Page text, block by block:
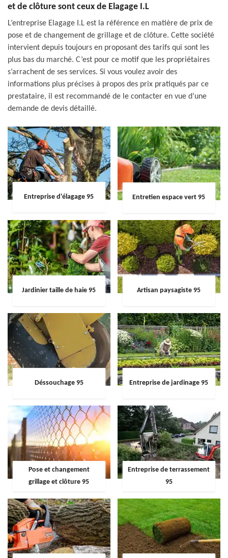
et de clôture sont ceux de Elagage I.L
L’entreprise Elagage I.L est la référence en matière de prix de
pose et de changement de grillage et de clôture. Cette société
intervient depuis toujours en proposant des tarifs qui sont les
plus bas du marché. C’est pour ce motif que les propriétaires
s’arrachent de ses services. Si vous voulez avoir des
informations plus précises à propos des prix pratiqués par ce
prestataire, il est recommandé de le contacter en vue d’une
demande de devis détaillé.
Entreprise d'élagage 95 Entretien espace vert 95
Jardinier taille de haie 95 Artisan paysagiste 95
Déssouchage 95 Entreprise de jardinage 95
Pose et changement
grillage et clôture 95
Entreprise de terrassement
95